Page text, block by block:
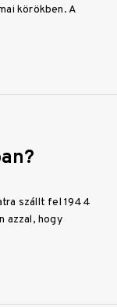
körökben. A
szállt fel 1944
azzal, hogy